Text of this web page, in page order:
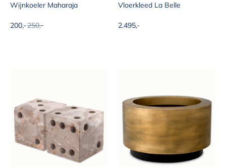
Wijnkoeler Maharaja
Aanbiedingsprijs
200,-Normale prijs
250,-
Vloerkleed La Belle
Aanbiedingsprijs
2.495,-